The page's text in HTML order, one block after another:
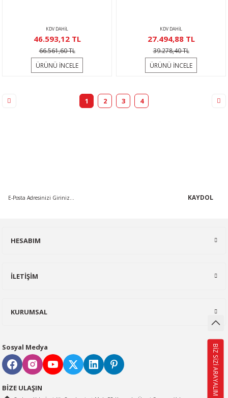
KDV DAHİL
46.593,12 TL
66.561,60 TL
ÜRÜNÜ İNCELE
KDV DAHİL
27.494,88 TL
39.278,40 TL
ÜRÜNÜ İNCELE
1 2 3 4
KAYDOL
HESABIM
İLETİŞİM
KURUMSAL
Sosyal Medya
BİZE ULAŞIN BİZ SİZİ ARAYALIM